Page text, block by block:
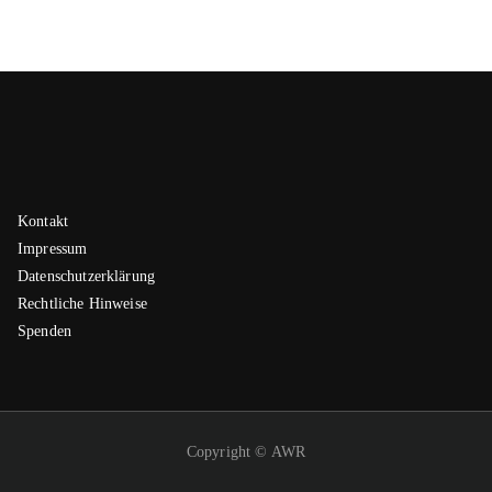
Kontakt
Impressum
Datenschutzerklärung
Rechtliche Hinweise
Spenden
Copyright © AWR